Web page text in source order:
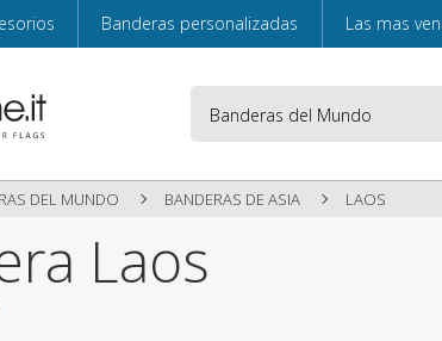
Banderas personalizadas Las mas
DEL MUNDO BANDERAS DE ASIA LAOS
Laos